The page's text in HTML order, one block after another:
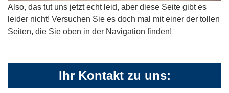
Also, das tut uns jetzt echt leid, aber diese Seite gibt es
leider nicht! Versuchen Sie es doch mal mit einer der tollen
Seiten, die Sie oben in der Navigation finden!
Ihr Kontakt zu uns: